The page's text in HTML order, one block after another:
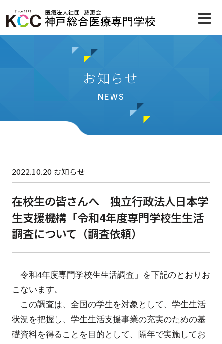
お知らせ
NEWS
2022.10.20 お知らせ
在校生の皆さんへ 独立行政法人日本学
生支援機構「令和4年度専門学校生生活
調査について（調査依頼）
「令和4年度専門学校生生活調査」を下記のとおりお
こないます。
この調査は、全国の学生を対象として、学生生活
状況を把握し、学生生活支援事業の充実のための基
礎資料を得ることを目的として、隔年で実施してお